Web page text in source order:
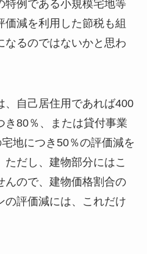
特例である小規模宅地等
価減を利用した節税も組
なるのではないかと思わ
、自己居住用であれば400
き80％、または貸付事業
地につき50％の評価減を
だし、建物部分にはこ
んので、建物価格割合の
の評価減には、これだけ